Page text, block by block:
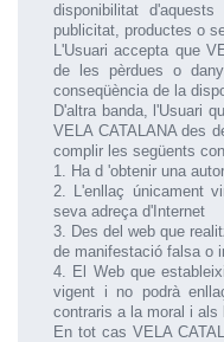
disponibilitat
publicitat, productes o
L'Usuari accepta que
de les pèrdues o
conseqüència de la
D'altra banda, l'Usuari
VELA CATALANA des
complir les següents
1. Ha d 'obtenir una
2. L'enllaç únicament
seva adreça d'Internet
3. Des del web que
de manifestació falsa o
4. El Web que
vigent i no podrà
contraris a la moral i als
En tot cas VELA